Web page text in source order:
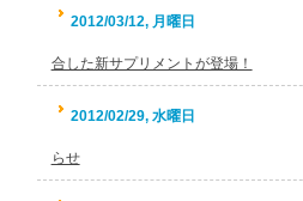
2012/03/12, 月曜日
合した新サプリメントが登場！
2012/02/29, 水曜日
らせ